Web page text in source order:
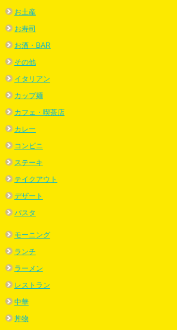
お土産
お寿司
お酒・BAR
その他
イタリアン
カップ麺
カフェ・喫茶店
カレー
コンビニ
ステーキ
テイクアウト
デザート
パスタ
モーニング
ランチ
ラーメン
レストラン
中華
丼物